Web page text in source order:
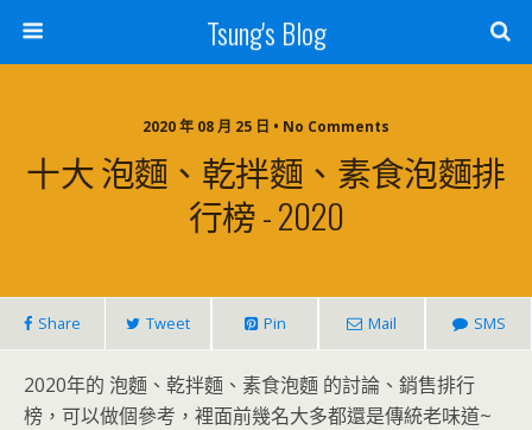
Tsung's Blog
2020 年 08 月 25 日 • No Comments
十大 泡麵、乾拌麵、素食泡麵排
行榜 - 2020
Share Tweet Pin Mail SMS
2020年的 泡麵、乾拌麵、素食泡麵 的討論、銷售排行
榜，可以做個參考，裡面前幾名大多都還是傳統老味道~